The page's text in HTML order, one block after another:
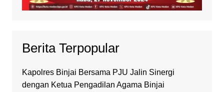
Berita Terpopular
Kapolres Binjai Bersama PJU Jalin Sinergi
dengan Ketua Pengadilan Agama Binjai